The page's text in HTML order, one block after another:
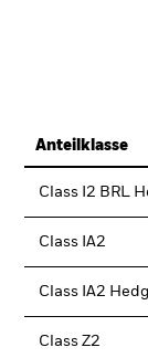
Anteilklasse
Class I2 BRL
Class IA2
Class IA2
Class Z2